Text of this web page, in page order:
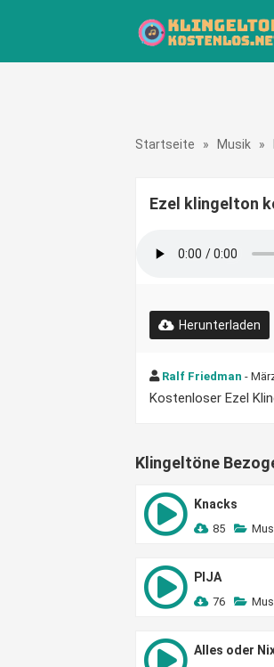
Startseite » Musik »
Ezel klingelton
Herunterladen
Ralf Friedman -
Kostenloser Ezel
Klingeltöne
Knacks
85
PIJA
76
Alles oder